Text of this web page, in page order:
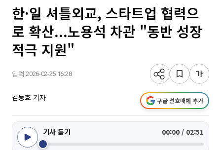
한·일 셔틀외교, 스타트업 협력으
로 확산...노용석 차관 "동반 성장
적극 지원"
입력 2026-02-25 16:28
김동효 기자 구글 선호매체 추가
기사 듣기 00:00 / 02:51